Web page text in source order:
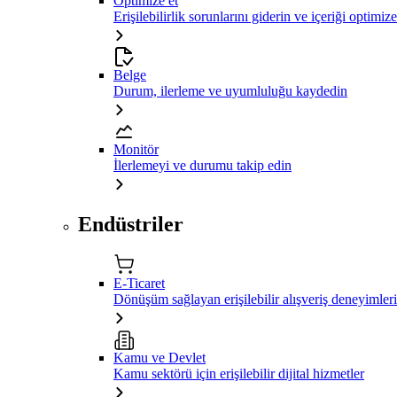
Erişilebilirlik sorunlarını giderin ve içeriği
Belge
Durum, ilerleme ve uyumluluğu kaydedin
Monitör
İlerlemeyi ve durumu takip edin
Endüstriler
E-Ticaret
Dönüşüm sağlayan erişilebilir alışveriş deneyimleri
Kamu ve Devlet
Kamu sektörü için erişilebilir dijital hizmetler